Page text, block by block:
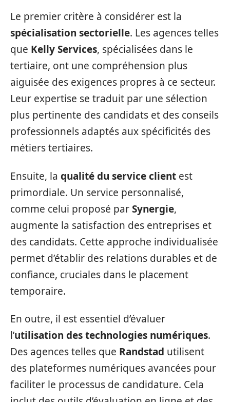
Le premier critère à considérer est la
spécialisation sectorielle. Les agences telles
que Kelly Services, spécialisées dans le
tertiaire, ont une compréhension plus
aiguisée des exigences propres à ce secteur.
Leur expertise se traduit par une sélection
plus pertinente des candidats et des conseils
professionnels adaptés aux spécificités des
métiers tertiaires.
Ensuite, la qualité du service client est
primordiale. Un service personnalisé,
comme celui proposé parSynergie,
augmente la satisfaction des entreprises et
des candidats. Cette approche individualisée
permet d’établir des relations durables et de
confiance, cruciales dans le placement
temporaire.
En outre, il est essentiel d’évaluer
l’utilisation des technologies numériques.
Des agences telles que Randstad utilisent
des plateformes numériques avancées pour
faciliter le processus de candidature. Cela